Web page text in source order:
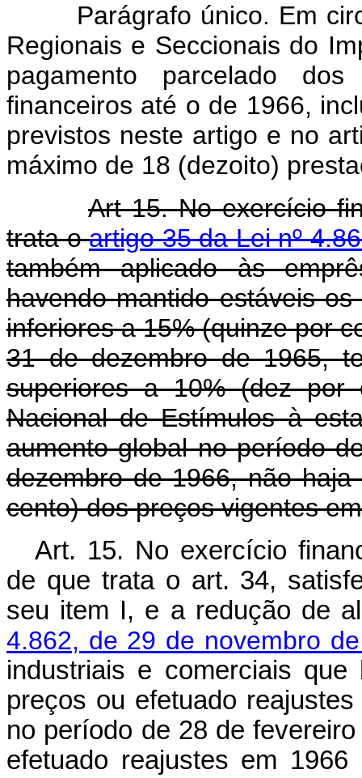
Parágrafo único. Em
Regionais e Seccionais do
pagamento parcelado
financeiros até o de 1966,
previstos neste artigo e no
máximo de 18 (dezoito)
Art 15. No exercício
trata oartigo 35 da Lei nº
também aplicado às
havendo mantido estáveis
inferiores a 15% (quinze por
31 de dezembro de 1965,
superiores a 10% (dez por
Nacional de Estímulos à
aumento global no período
dezembro de 1966, não
cento) dos preços vigentes
Art. 15. No exercício
de que trata o art. 34,
seu item I, e a redução de
4.862, de 29 de novembro
industriais e comerciais
preços ou efetuado
no período de 28 de
efetuado reajustes em